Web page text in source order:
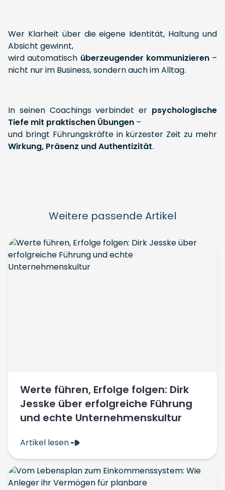
Wer Klarheit über die eigene Identität, Haltung und
Absicht gewinnt,
wird automatisch überzeugender kommunizieren–
nicht nur im Business, sondern auch im Alltag.
In seinen Coachings verbindet er psychologische
Tiefe mit praktischen Übungen –
und bringt Führungskräfte in kürzester Zeit zu mehr
Wirkung, Präsenz und Authentizität.
Weitere passende Artikel
Werte führen, Erfolge folgen: Dirk
Jesske über erfolgreiche Führung
und echte Unternehmenskultur
Artikel lesen